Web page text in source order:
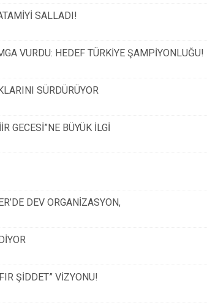
SALLADI!
VURDU: HEDEF TÜRKİYE ŞAMPİYONLUĞU!
SÜRDÜRÜYOR
GECESİ”NE BÜYÜK İLGİ
DEV ORGANİZASYON,
ŞİDDET” VİZYONU!